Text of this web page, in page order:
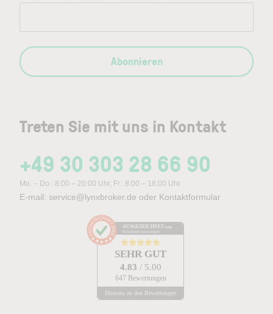
Treten Sie mit uns in Kontakt
+49 30 303 28 66 90
Mo. – Do.: 8:00 – 20:00 Uhr, Fr.: 8:00 – 18:00 Uhr
E-mail: service@lynxbroker.de oder Kontaktformular
AUSGEZEICHNET .org
Kundenbewertungen
SEHR GUT
4.83 / 5.00
647 Bewertungen
Hinweis zu den Bewertungen
Abonnieren